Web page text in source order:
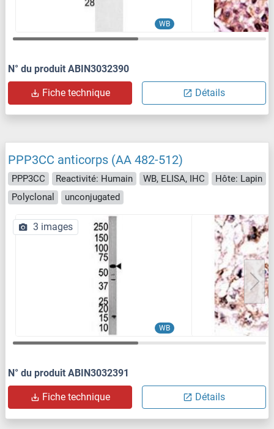
WB
N° du produit ABIN3032390
Fiche technique Détails
PPP3CC anticorps (AA 482-512)
PPP3CC Reactivité: Humain WB, ELISA, IHC
Hôte: Lapin
Polyclonal
unconjugated
WB
3 images
N° du produit ABIN3032391
Fiche technique Détails